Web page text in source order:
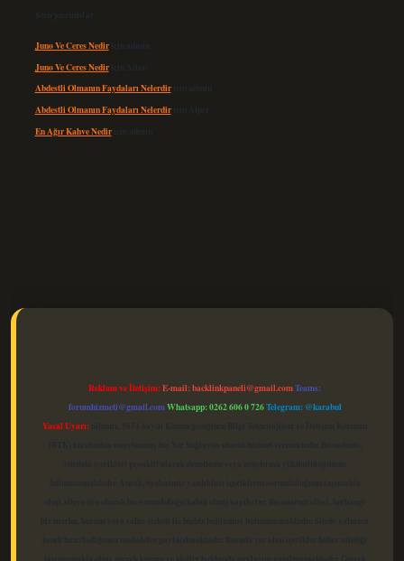
Son yorumlar
Juno Ve Ceres Nediriçin admin
Juno Ve Ceres Nediriçin Altan
Abdestli Olmanın Faydaları Nelerdiriçin admin
Abdestli Olmanın Faydaları Nelerdiriçin Alper
En Ağır Kahve Nediriçin admin
Reklam ve İletişim:E-mail:backlinkpaneli@gmail.comTeams:
forumhizmeti@gmail.comWhatsapp: 0262 606 0 726Telegram: @karabul
Yasal Uyarı: